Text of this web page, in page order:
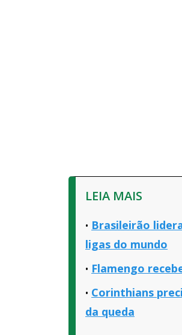
LEIA MAIS
Brasileirão
ligas do mundo
Flamengo
Corinthians
da queda